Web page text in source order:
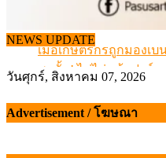
NEWS UPDATE
สกัดลักลอบนำเข้าเอ็น
เมื่อเกษตรกรถูกมองเ
สุดอั้น! ไข่ไก่หน้าฟาร์ม
เดินหน้าดัน “ราคากลา
วันศุกร์, สิงหาคม 07, 2026
Advertisement / โฆษณา